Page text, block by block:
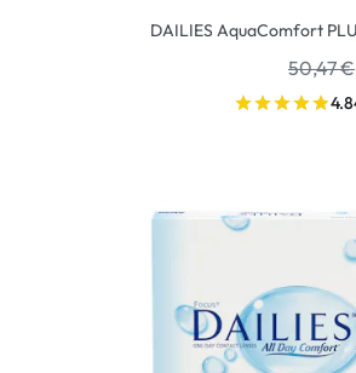
DAILIES AquaComfort
50,47 €